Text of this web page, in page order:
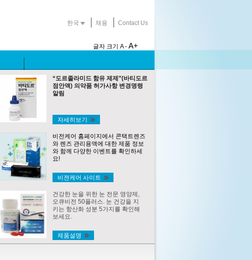
한국 채용 Contact Us
글자 크기 A - A+
“도르졸라미드 함유 제제”(바티도르
점안액) 의약품 허가사항 변경명령
알림
자세히보기
비전케어 홈페이지에서 콘택트렌즈
와 렌즈 관리용액에 대한 제품 정보
와 함께 다양한 이벤트를 확인하세
요!
비젼케어 사이트
건강한 눈을 위한 눈 전문 영양제,
오큐비전 50플러스. 눈 건강을 지
키는 항산화 성분 5가지를 확인해
보세요.
제품설명